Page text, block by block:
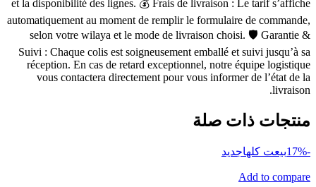
et la disponibilité des lignes. 💰 Frais de livraison : Le tarif s’affiche
automatiquement au moment de remplir le formulaire de commande,
selon votre wilaya et le mode de livraison choisi. 🛡 Garantie &
Suivi : Chaque colis est soigneusement emballé et suivi jusqu’à sa
réception. En cas de retard exceptionnel, notre équipe logistique
vous contactera directement pour vous informer de l’état de la
livraison.
منتجات ذات صلة
-17% بيعت كلهاجديد
Add to compare